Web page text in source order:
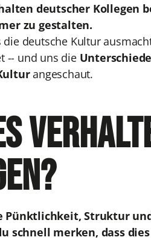
deutscher Kollegen
zu gestalten.
deutsche Kultur
-- und uns die
angeschaut.
Struktur
schnell merken, dass